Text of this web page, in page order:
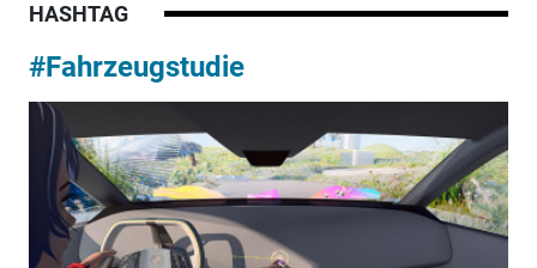
HASHTAG
#Fahrzeugstudie